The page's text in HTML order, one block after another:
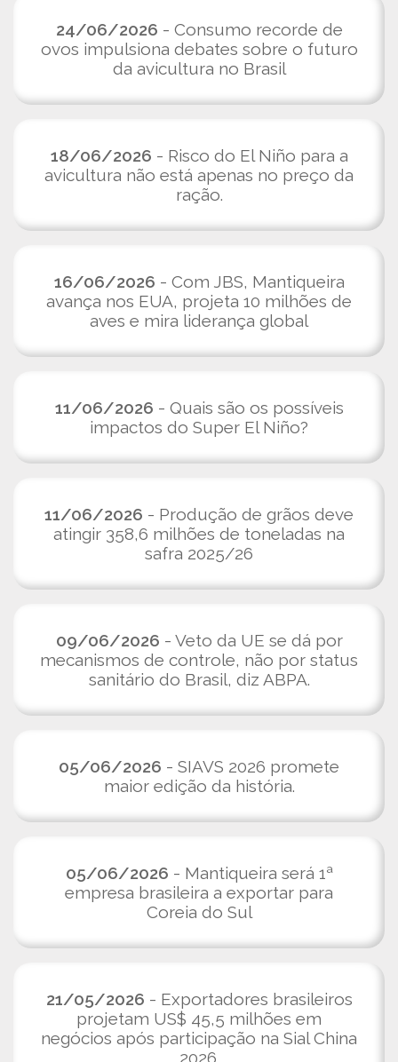
24/06/2026 - Consumo recorde de
ovos impulsiona debates sobre o futuro
da avicultura no Brasil
18/06/2026 - Risco do El Niño para a
avicultura não está apenas no preço da
ração.
16/06/2026 - Com JBS, Mantiqueira
avança nos EUA, projeta 10 milhões de
aves e mira liderança global
11/06/2026 - Quais são os possíveis
impactos do Super El Niño?
11/06/2026 - Produção de grãos deve
atingir 358,6 milhões de toneladas na
safra 2025/26
09/06/2026 - Veto da UE se dá por
mecanismos de controle, não por status
sanitário do Brasil, diz ABPA.
05/06/2026 - SIAVS 2026 promete
maior edição da história.
05/06/2026 - Mantiqueira será 1ª
empresa brasileira a exportar para
Coreia do Sul
21/05/2026 - Exportadores brasileiros
projetam US$ 45,5 milhões em
negócios após participação na Sial China
2026.